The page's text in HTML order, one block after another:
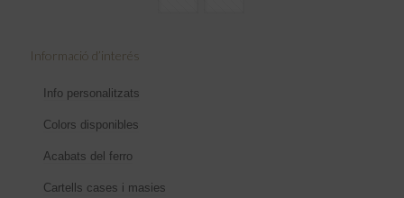
Informació d’interés
Info personalitzats
Colors disponibles
Acabats del ferro
Cartells cases i masies